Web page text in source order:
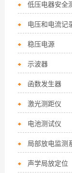
低压电器安全
电压和电流记
稳压电源
示波器
函数发生器
激光测距仪
电池测试仪
局部放电监测
声学局放定位